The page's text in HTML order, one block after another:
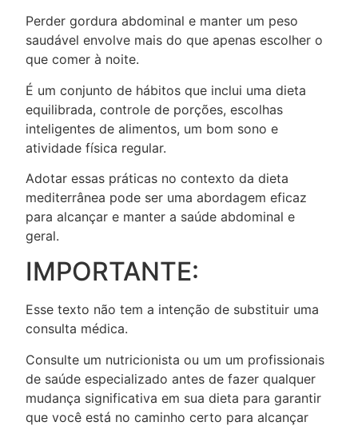
Perder gordura abdominal e manter um peso
saudável envolve mais do que apenas escolher o
que comer à noite.
É um conjunto de hábitos que inclui uma dieta
equilibrada, controle de porções, escolhas
inteligentes de alimentos, um bom sono e
atividade física regular.
Adotar essas práticas no contexto da dieta
mediterrânea pode ser uma abordagem eficaz
para alcançar e manter a saúde abdominal e
geral.
IMPORTANTE:
Esse texto não tem a intenção de substituir uma
consulta médica.
Consulte um nutricionista ou um um profissionais
de saúde especializado antes de fazer qualquer
mudança significativa em sua dieta para garantir
que você está no caminho certo para alcançar